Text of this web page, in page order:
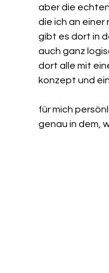
aber die
die ich an einer
gibt es dort in
auch ganz
dort alle mit
konzept und
für mich
genau in dem,